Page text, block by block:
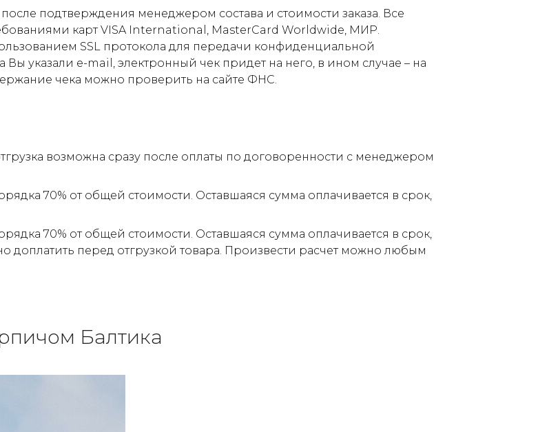
подтверждения менеджером состава и стоимости заказа. Все
карт VISA International, MasterCard Worldwide, МИР.
SSL протокола для передачи конфиденциальной
указали e-mail, электронный чек придет на него, в ином случае – на
чека можно проверить на сайте ФНС.
возможна сразу после оплаты по договоренности с менеджером
70% от общей стоимости. Оставшаяся сумма оплачивается в срок,
70% от общей стоимости. Оставшаяся сумма оплачивается в срок,
доплатить перед отгрузкой товара. Произвести расчет можно любым
Балтика